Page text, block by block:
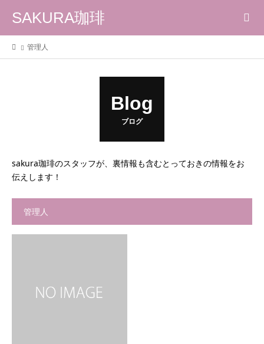
SAKURA珈琲
管理人
Blog
ブログ
sakura珈琲のスタッフが、裏情報も含むとっておきの情報をお
伝えします！
管理人